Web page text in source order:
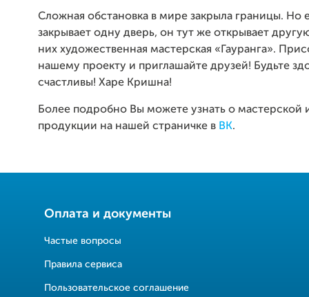
Сложная обстановка в мире закрыла границы. Но
закрывает одну дверь, он тут же открывает
них художественная мастерская «Гауранга».
нашему проекту и приглашайте друзей! Будьте
счастливы! Харе Кришна!
Более подробно Вы можете узнать о мастерской
продукции на нашей страничке в ВК.
Оплата и документы
Частые вопросы
Правила сервиса
Пользовательское соглашение